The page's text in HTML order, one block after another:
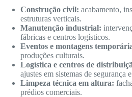
Construção civil: acabamento,
estruturas verticais.
Manutenção industrial:
fábricas e centros logísticos.
Eventos e montagens
produções culturais.
Logística e centros de
ajustes em sistemas de segurança
Limpeza técnica em altura:
prédios comerciais.